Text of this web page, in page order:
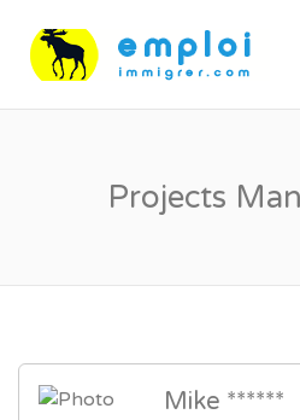
Projects
Mike ******